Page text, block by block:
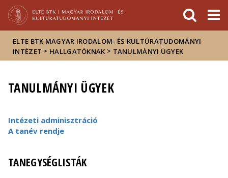
Hírek
Események
ELTE a
sajtóban
ELTE BTK MAGYAR IRODALOM- ÉS KULTÚRATUDOMÁNYI
INTÉZET > HALLGATÓKNAK > TANULMÁNYI ÜGYEK
TANULMÁNYI ÜGYEK
Intézeti adminisztráció
A tanév rendje
TANEGYSÉGLISTÁK